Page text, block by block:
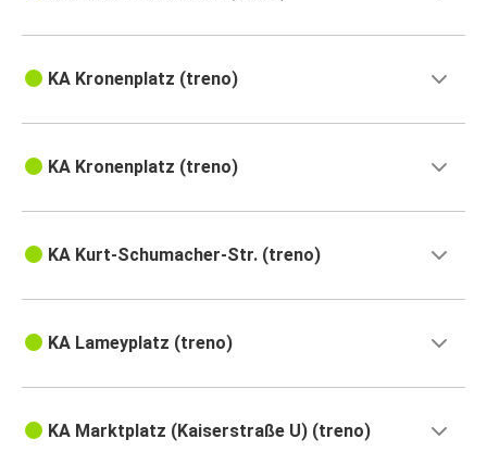
KA Kronenplatz (treno)
KA Kronenplatz (treno)
KA Kurt-Schumacher-Str. (treno)
KA Lameyplatz (treno)
KA Marktplatz (Kaiserstraße U) (treno)